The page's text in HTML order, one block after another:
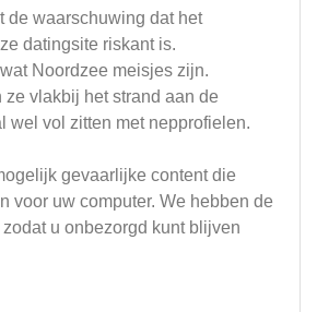
de waarschuwing dat het
datingsite riskant is.
Noordzee meisjes zijn.
ze vlakbij het strand aan de
wel vol zitten met nepprofielen.
gevaarlijke content die
voor uw computer. We hebben de
u onbezorgd kunt blijven